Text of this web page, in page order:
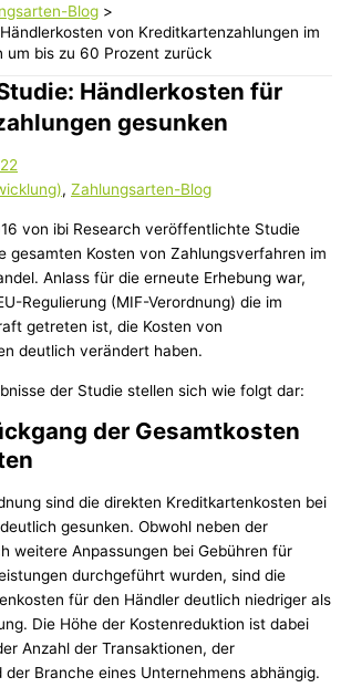
Blog
von Kreditkartenzahlungen im
um bis zu 60 Prozent zurück
Händlerkosten für
gesunken
, Zahlungsarten-Blog
von ibi Research veröffentlichte Studie
gesamten Kosten von Zahlungsverfahren im
Anlass für die erneute Erhebung war,
Regulierung (MIF-Verordnung) die im
getreten ist, die Kosten von
deutlich verändert haben.
der Studie stellen sich wie folgt dar:
der Gesamtkosten
sind die direkten Kreditkartenkosten bei
gesunken. Obwohl neben der
weitere Anpassungen bei Gebühren für
durchgeführt wurden, sind die
für den Händler deutlich niedriger als
Die Höhe der Kostenreduktion ist dabei
Anzahl der Transaktionen, der
Branche eines Unternehmens abhängig.